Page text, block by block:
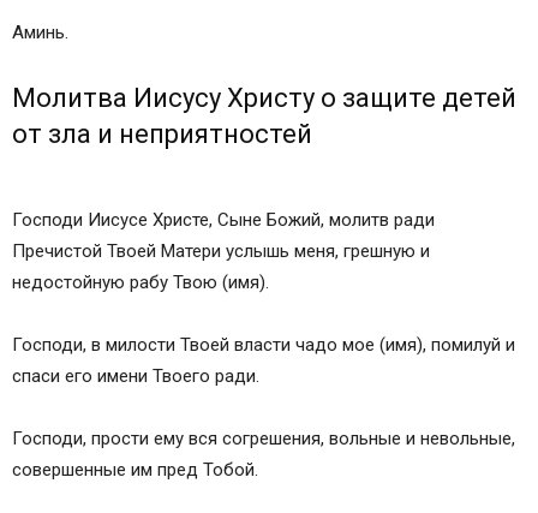
Молитва к Троице
Молитвы для защиты детей
Православные иконы и молитвы
Информационный сайт про иконы, молитвы,
православные традиции.
людей, бед
Молитва чтобы защитить семью
Молитва о защите детей к Божией Матери
О чем просят Божию Матерь
Аминь.
Молитва Иисусу Христу о защите детей
от зла и неприятностей
Господи Иисусе Христе, Сыне Божий, молитв ради
Пречистой Твоей Матери услышь меня, грешную и
недостойную рабу Твою (имя).
Господи, в милости Твоей власти чадо мое (имя), помилуй и
спаси его имени Твоего ради.
Господи, прости ему вся согрешения, вольные и невольные,
совершенные им пред Тобой.